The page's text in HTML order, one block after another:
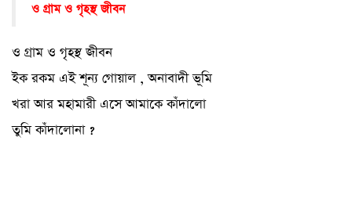
ও গ্রাম ও গৃহস্থ জীবন
ও গ্রাম ও গৃহস্থ জীবন
ইক রকম এই শূন্য গোয়াল , অনাবাদী ভূমি
খরা আর মহামারী এসে আমাকে কাঁদালো
তুমি কাঁদালোনা ?